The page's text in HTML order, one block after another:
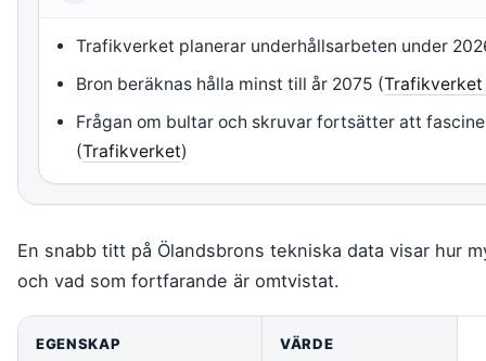
Trafikverket planerar underhållsarbeten under
Bron beräknas hålla minst till år 2075 (Trafikverket
Frågan om bultar och skruvar fortsätter att
(Trafikverket)
En snabb titt på Ölandsbrons tekniska data visar hur
och vad som fortfarande är omtvistat.
EGENSKAP VÄRDE